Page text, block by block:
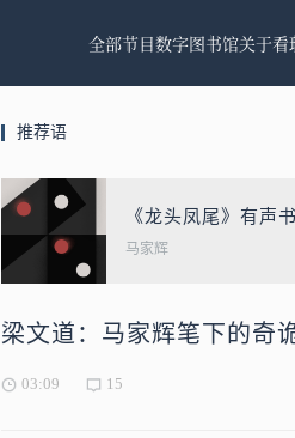
全部节目数字图书馆关于看
推荐语
《龙头凤尾》有声书
马家辉
梁文道：马家辉笔下的奇
03:09 15